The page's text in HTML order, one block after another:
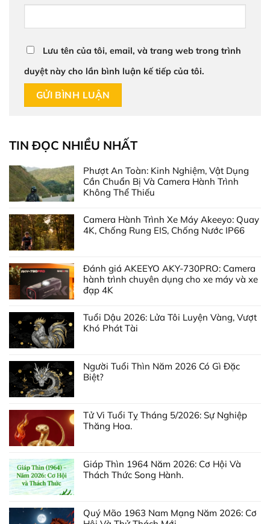
Lưu tên của tôi, email, và trang web trong trình
duyệt này cho lần bình luận kế tiếp của tôi.
TIN ĐỌC NHIỀU NHẤT
Phượt An Toàn: Kinh Nghiệm, Vật Dụng
Cần Chuẩn Bị Và Camera Hành Trình
Không Thể Thiếu
Camera Hành Trình Xe Máy Akeeyo: Quay
4K, Chống Rung EIS, Chống Nước IP66
Đánh giá AKEEYO AKY-730PRO: Camera
hành trình chuyên dụng cho xe máy và xe
đạp 4K
Tuổi Dậu 2026: Lửa Tôi Luyện Vàng, Vượt
Khó Phát Tài
Người Tuổi Thìn Năm 2026 Có Gì Đặc
Biệt?
Tử Vi Tuổi Tỵ Tháng 5/2026: Sự Nghiệp
Thăng Hoa.
Giáp Thìn 1964 Năm 2026: Cơ Hội Và
Thách Thức Song Hành.
Quý Mão 1963 Nam Mạng Năm 2026: Cơ